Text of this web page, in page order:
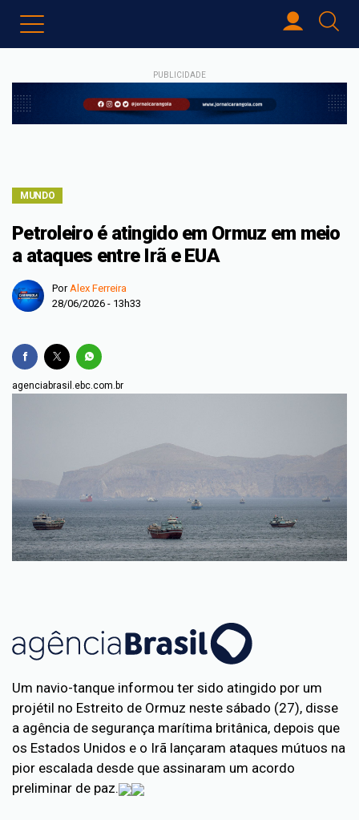
PUBLICIDADE
MUNDO
Petroleiro é atingido em Ormuz em meio
a ataques entre Irã e EUA
PorAlex Ferreira
28/06/2026 - 13h33
agenciabrasil.ebc.com.br
Um navio-tanque informou ter sido atingido por um
projétil no Estreito de Ormuz neste sábado (27), disse
a agência de segurança marítima britânica, depois que
os Estados Unidos e o Irã lançaram ataques mútuos na
pior escalada desde que assinaram um acordo
preliminar de paz.